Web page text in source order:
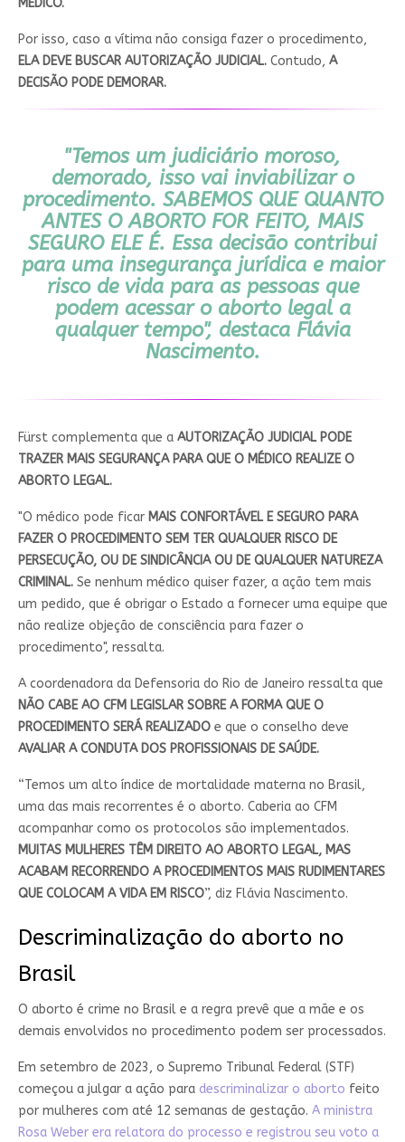
Por isso, caso a vítima não consiga fazer o procedimento,
ELA DEVE BUSCAR AUTORIZAÇÃO JUDICIAL.Contudo, A
DECISÃO PODE DEMORAR.
"Temos um judiciário moroso,
demorado, isso vai inviabilizar o
procedimento. SABEMOS QUE QUANTO
ANTES O ABORTO FOR FEITO, MAIS
SEGURO ELE É. Essa decisão contribui
para uma insegurança jurídica e maior
risco de vida para as pessoas que
podem acessar o aborto legal a
qualquer tempo", destaca Flávia
Nascimento.
Fürst complementa que a AUTORIZAÇÃO JUDICIAL PODE
TRAZER MAIS SEGURANÇA PARA QUE O MÉDICO REALIZE O
ABORTO LEGAL.
"O médico pode ficar MAIS CONFORTÁVEL E SEGURO PARA
FAZER O PROCEDIMENTO SEM TER QUALQUER RISCO DE
PERSECUÇÃO, OU DE SINDICÂNCIA OU DE QUALQUER NATUREZA
CRIMINAL.Se nenhum médico quiser fazer, a ação tem mais
um pedido, que é obrigar o Estado a fornecer uma equipe que
não realize objeção de consciência para fazer o
procedimento", ressalta.
A coordenadora da Defensoria do Rio de Janeiro ressalta que
NÃO CABE AO CFM LEGISLAR SOBRE A FORMA QUE O
PROCEDIMENTO SERÁ REALIZADO e que o conselho deve
AVALIAR A CONDUTA DOS PROFISSIONAIS DE SAÚDE.
“Temos um alto índice de mortalidade materna no Brasil,
uma das mais recorrentes é o aborto. Caberia ao CFM
acompanhar como os protocolos são implementados.
MUITAS MULHERES TÊM DIREITO AO ABORTO LEGAL, MAS
ACABAM RECORRENDO A PROCEDIMENTOS MAIS RUDIMENTARES
QUE COLOCAM A VIDA EM RISCO”, diz Flávia Nascimento.
Descriminalização do aborto no
Brasil
O aborto é crime no Brasil e a regra prevê que a mãe e os
demais envolvidos no procedimento podem ser processados.
Em setembro de 2023, o Supremo Tribunal Federal (STF)
começou a julgar a ação paradescriminalizar o aborto feito
por mulheres com até 12 semanas de gestação. A ministra
Rosa Weber era relatora do processo e registrou seu voto a